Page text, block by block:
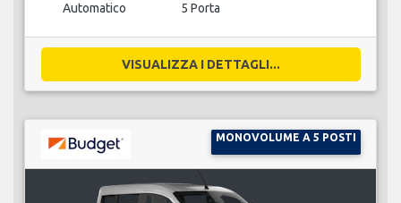
Automatico 5 Porta
VISUALIZZA I DETTAGLI...
MONOVOLUME A 5 POSTI